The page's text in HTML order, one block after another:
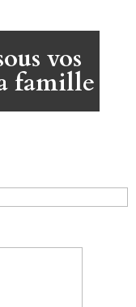
vos
famille